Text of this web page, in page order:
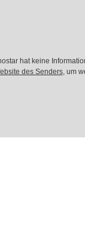
hat keine
des Senders, um